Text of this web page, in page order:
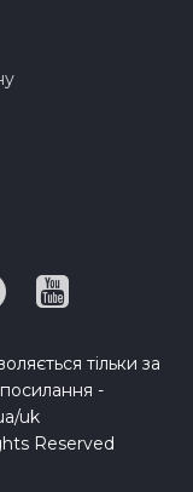
тільки за
-
uk
Reserved